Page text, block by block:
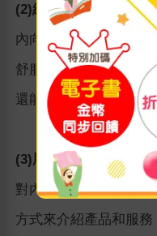
(2)經由熟人或朋友引薦
內向者與朋友推薦的
舒服。所以就算是初
還能以「共同友人」
(3)用文字表達
對內向者來說，更新
方式來介紹產品和服務